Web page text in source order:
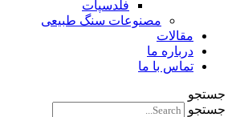
فلدسپات
مصنوعات سنگ طبیعی
مقالات
درباره ما
تماس با ما
جستجو
جستجو